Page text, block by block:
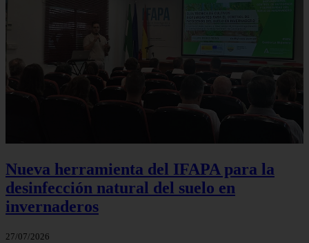
Nueva herramienta del IFAPA para la
desinfección natural del suelo en
invernaderos
27/07/2026